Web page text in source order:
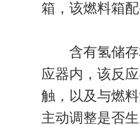
箱，该燃料箱
含有氢储存
应器内，该反
触，以及与燃
主动调整是否